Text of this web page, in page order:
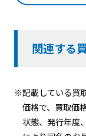
関連する
※記載している買
価格で、買取価
状態、発行年度